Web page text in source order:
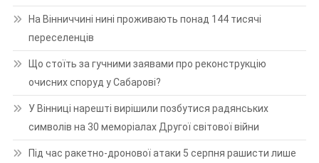
На Вінниччині нині проживають понад 144 тисячі
переселенців
Що стоїть за гучними заявами про реконструкцію
очисних споруд у Сабарові?
У Вінниці нарешті вирішили позбутися радянських
символів на 30 меморіалах Другої світової війни
Під час ракетно-дронової атаки 5 серпня рашисти лише